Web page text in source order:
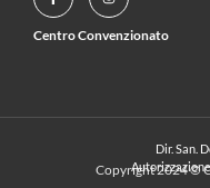
Centro Convenzionato
Dir. San.
Copyright 2024 ©